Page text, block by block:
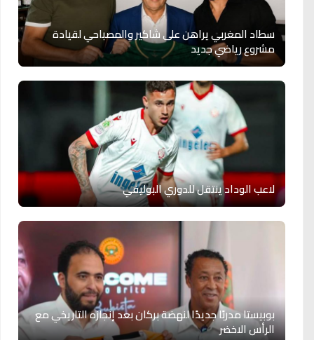
سطاد المغربي يراهن على شاكير والمصباحي لقيادة
مشروع رياضي جديد
لاعب الوداد ينتقل للدوري البوليفي
بوبيستا مدربًا جديدًا لنهضة بركان بعد إنجازه التاريخي مع
الرأس الاخضر